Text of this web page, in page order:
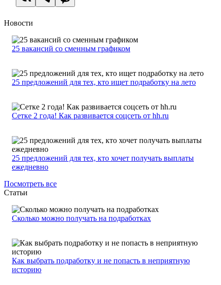
Новости
25 вакансий со сменным графиком
25 предложений для тех, кто ищет подработку на лето
Сетке 2 года! Как развивается соцсеть от hh.ru
25 предложений для тех, кто хочет получать выплаты
ежедневно
Посмотреть все
Статьи
Сколько можно получать на подработках
Как выбрать подработку и не попасть в неприятную
историю